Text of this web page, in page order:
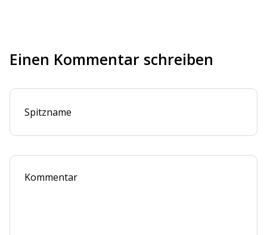
Einen Kommentar schreiben